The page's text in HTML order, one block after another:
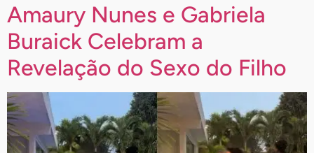
Amaury Nunes e Gabriela
Buraick Celebram a
Revelação do Sexo do Filho